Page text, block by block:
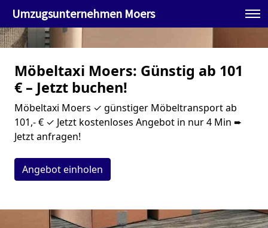
Umzugsunternehmen Moers
Möbeltaxi Moers: Günstig ab 101
€ – Jetzt buchen!
Möbeltaxi Moers ✓ günstiger Möbeltransport ab
101,- € ✓ Jetzt kostenloses Angebot in nur 4 Min ➨
Jetzt anfragen!
Angebot einholen